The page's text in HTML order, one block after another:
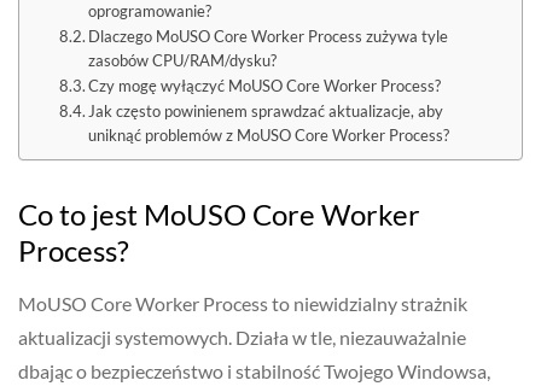
oprogramowanie?
Dlaczego MoUSO Core Worker Process zużywa tyle
zasobów CPU/RAM/dysku?
Czy mogę wyłączyć MoUSO Core Worker Process?
Jak często powinienem sprawdzać aktualizacje, aby
uniknąć problemów z MoUSO Core Worker Process?
Co to jest MoUSO Core Worker
Process?
MoUSO Core Worker Process to niewidzialny strażnik
aktualizacji systemowych. Działa w tle, niezauważalnie
dbając o bezpieczeństwo i stabilność Twojego Windowsa,